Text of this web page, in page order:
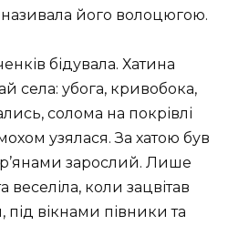
називала його волоцюгою.
бідувала. Хатина
села: убога, кривобока,
солома на покрівлі
узялася. За хатою був
зарослий. Лише
веселіла, коли зацвітав
під вікнами півники та